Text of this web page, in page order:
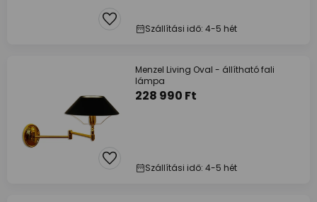
Szállítási idő: 4-5 hét
Menzel Living Oval - állítható fali
lámpa
228 990 Ft
Szállítási idő: 4-5 hét